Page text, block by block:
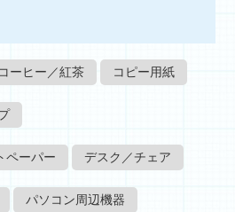
コーヒー／紅茶 コピー用紙
ペーパー デスク／チェア
パソコン周辺機器